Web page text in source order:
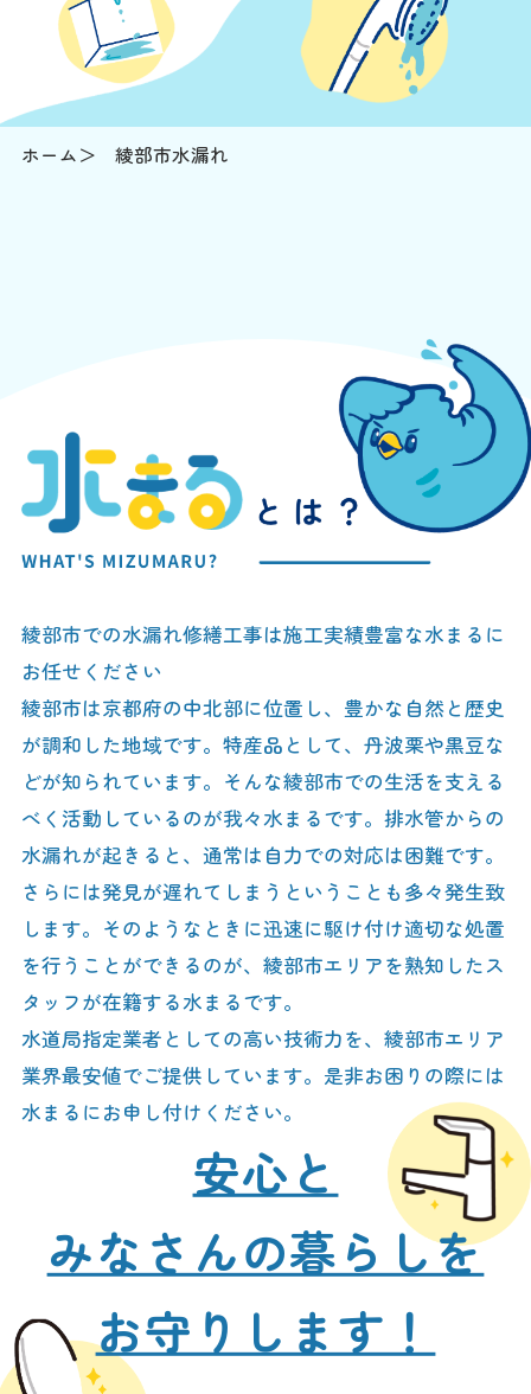
ホーム 綾部市水漏れ
綾部市での水漏れ修繕工事は施工実績豊富な水まるに
お任せください
綾部市は京都府の中北部に位置し、豊かな自然と歴史
が調和した地域です。特産品として、丹波栗や黒豆な
どが知られています。そんな綾部市での生活を支える
べく活動しているのが我々水まるです。排水管からの
水漏れが起きると、通常は自力での対応は困難です。
さらには発見が遅れてしまうということも多々発生致
します。そのようなときに迅速に駆け付け適切な処置
を行うことができるのが、綾部市エリアを熟知したス
タッフが在籍する水まるです。
水道局指定業者としての高い技術力を、綾部市エリア
業界最安値でご提供しています。是非お困りの際には
水まるにお申し付けください。
安心と
みなさんの暮らしを
お守りします！